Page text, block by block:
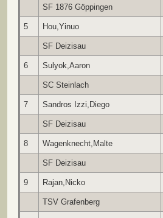
SF 1876 Göppingen
5 Hou,Yinuo
SF Deizisau
6 Sulyok,Aaron
SC Steinlach
7 Sandros Izzi,Diego
SF Deizisau
8 Wagenknecht,Malte
SF Deizisau
9 Rajan,Nicko
TSV Grafenberg